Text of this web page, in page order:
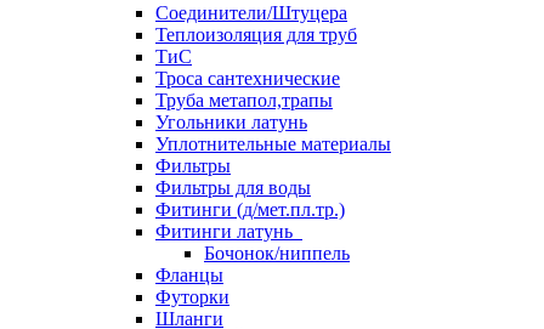
Соединители/Штуцера
Теплоизоляция для труб
ТиС
Троса сантехнические
Труба метапол,трапы
Угольники латунь
Уплотнительные материалы
Фильтры
Фильтры для воды
Фитинги (д/мет.пл.тр.)
Фитинги латунь
Бочонок/ниппель
Фланцы
Футорки
Шланги